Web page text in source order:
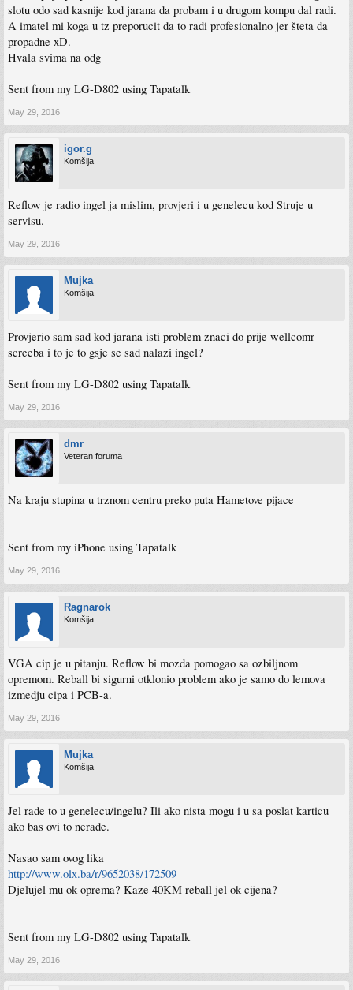
slotu odo sad kasnije kod jarana da probam i u drugom kompu dal radi.
A imatel mi koga u tz preporucit da to radi profesionalno jer šteta da
propadne xD.
Hvala svima na odg
Sent from my LG-D802 using Tapatalk
May 29, 2016
igor.g
Komšija
Reflow je radio ingel ja mislim, provjeri i u genelecu kod Struje u
servisu.
May 29, 2016
Mujka
Komšija
Provjerio sam sad kod jarana isti problem znaci do prije wellcomr
screeba i to je to gsje se sad nalazi ingel?
Sent from my LG-D802 using Tapatalk
May 29, 2016
dmr
Veteran foruma
Na kraju stupina u trznom centru preko puta Hametove pijace
Sent from my iPhone using Tapatalk
May 29, 2016
Ragnarok
Komšija
VGA cip je u pitanju. Reflow bi mozda pomogao sa ozbiljnom
opremom. Reball bi sigurni otklonio problem ako je samo do lemova
izmedju cipa i PCB-a.
May 29, 2016
Mujka
Komšija
Jel rade to u genelecu/ingelu? Ili ako nista mogu i u sa poslat karticu
ako bas ovi to nerade.
Nasao sam ovog lika
http://www.olx.ba/r/9652038/172509
Djelujel mu ok oprema? Kaze 40KM reball jel ok cijena?
Sent from my LG-D802 using Tapatalk
May 29, 2016